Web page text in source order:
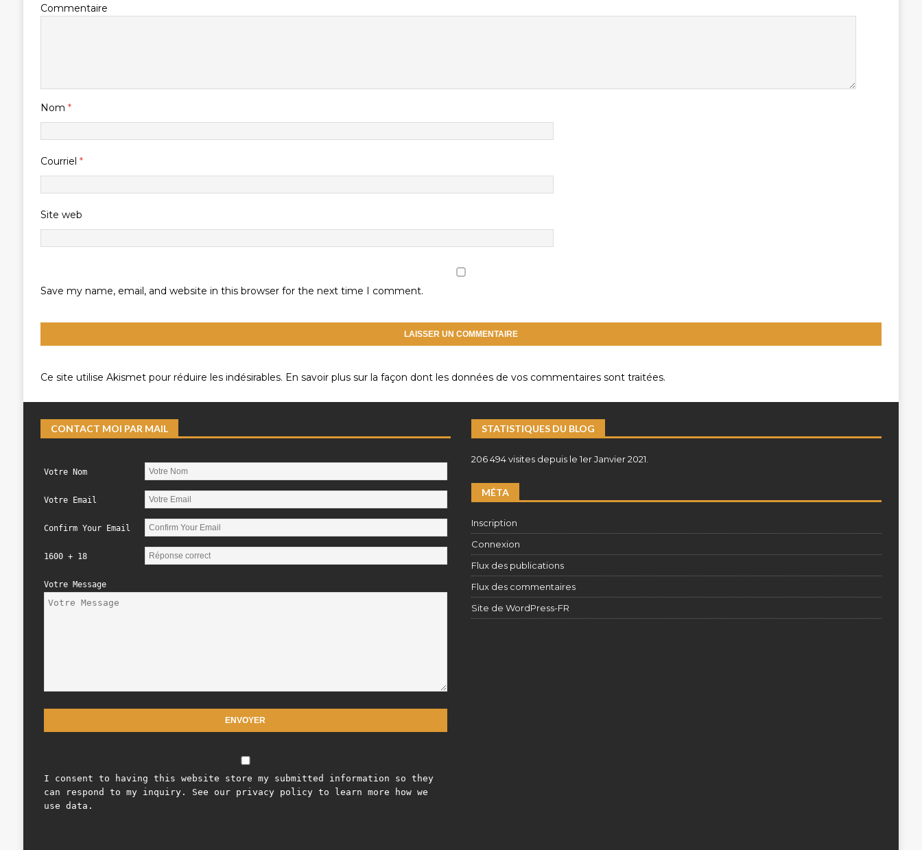
Commentaire
Nom *
Courriel *
Site web
Save my name, email, and website in this browser for the next time I comment.
Ce site utilise Akismet pour réduire les indésirables. En savoir plus sur la façon dont les données de vos commentaires sont traitées.
CONTACT MOI PAR MAIL
Votre Nom
Votre Email
Confirm Your Email
1600 + 18
Votre Message
I consent to having this website store my submitted information so they
can respond to my inquiry. See our privacy policy to learn more how we
use data.
STATISTIQUES DU BLOG
206 494 visites depuis le 1er Janvier 2021.
MÉTA
Inscription
Connexion
Flux des publications
Flux des commentaires
Site de WordPress-FR